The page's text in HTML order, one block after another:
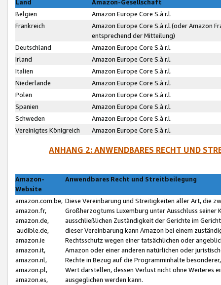
Land
Amazon-Gesellschaft
Belgien
Amazon Europe Core S.à r.l.
Frankreich
Amazon Europe Core S.à r.l.(oder Amazon
entsprechend der Mitteilung)
Deutschland
Amazon Europe Core S.à r.l.
Irland
Amazon Europe Core S.à r.l.
Italien
Amazon Europe Core S.à r.l.
Niederlande
Amazon Europe Core S.à r.l.
Polen
Amazon Europe Core S.à r.l.
Spanien
Amazon Europe Core S.à r.l.
Schweden
Amazon Europe Core S.à r.l.
Vereinigtes Königreich
Amazon Europe Core S.à r.l.
ANHANG 2: ANWENDBARES RECHT UND
Amazon-
Website
Anwendbares Recht und Streitbeilegung
amazon.com.be,
amazon.fr,
amazon.de,
audible.de,
amazon.ie
amazon.it,
amazon.nl,
amazon.pl,
amazon.es,
Diese Vereinbarung und Streitigkeiten aller Art, die
Großherzogtums Luxemburg unter Ausschluss
ausschließlichen Zuständigkeit der Gerichte im
dieser Vereinbarung kann Amazon bei einem
Rechtsschutz wegen einer tatsächlichen oder
Amazon oder einer anderen natürlichen oder
Rechte in Bezug auf die Programminhalte
Wert darstellen, dessen Verlust nicht ohne Weiteres
ausgeglichen werden kann.